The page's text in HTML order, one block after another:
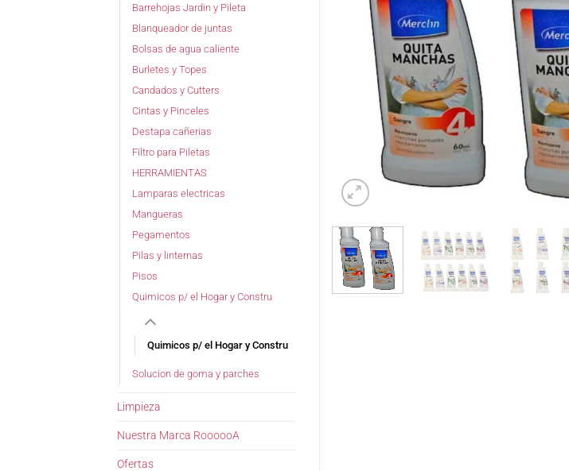
Barrehojas Jardin y Pileta
Blanqueador de juntas
Bolsas de agua caliente
Burletes y Topes
Candados y Cutters
Cintas y Pinceles
Destapa cañerias
Filtro para Piletas
HERRAMIENTAS
Lamparas electricas
Mangueras
Pegamentos
Pilas y linternas
Pisos
Quimicos p/ el Hogar y Constru
Quimicos p/ el Hogar y Constru
Solucion de goma y parches
Limpieza
Nuestra Marca RoooooA
Ofertas